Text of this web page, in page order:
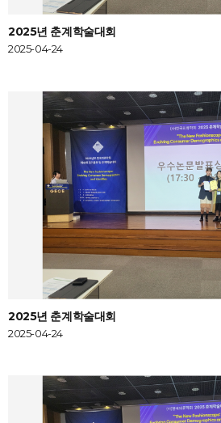
2025년 춘계학술대회
2025-04-24
2025년 춘계학술대회
2025-04-24